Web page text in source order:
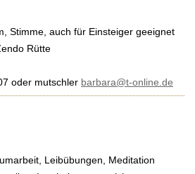
Stimme, auch für Einsteiger geeignet
Rütte
oder mutschler barbara@t-online.de
Leibübungen, Meditation